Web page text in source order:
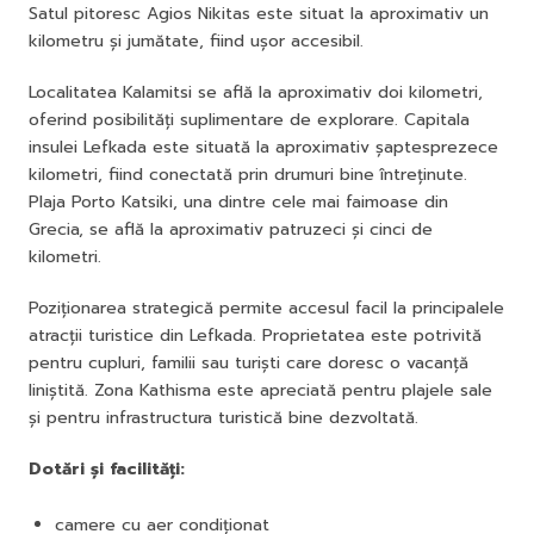
Satul pitoresc Agios Nikitas este situat la aproximativ un
kilometru și jumătate, fiind ușor accesibil.
Localitatea Kalamitsi se află la aproximativ doi kilometri,
oferind posibilități suplimentare de explorare. Capitala
insulei Lefkada este situată la aproximativ șaptesprezece
kilometri, fiind conectată prin drumuri bine întreținute.
Plaja Porto Katsiki, una dintre cele mai faimoase din
Grecia, se află la aproximativ patruzeci și cinci de
kilometri.
Poziționarea strategică permite accesul facil la principalele
atracții turistice din Lefkada. Proprietatea este potrivită
pentru cupluri, familii sau turiști care doresc o vacanță
liniștită. Zona Kathisma este apreciată pentru plajele sale
și pentru infrastructura turistică bine dezvoltată.
Dotări și facilități:
camere cu aer condiționat